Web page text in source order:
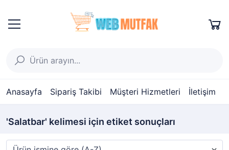
Anasayfa Sipariş Takibi Müşteri Hizmetleri İletişim
'Salatbar' kelimesi için etiket sonuçları